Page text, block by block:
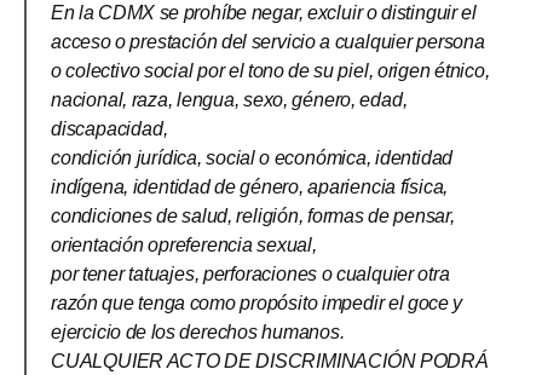
En la CDMX se prohíbe negar, excluir o distinguir el
acceso o prestación del servicio a cualquier persona
o colectivo social por el tono de su piel, origen étnico,
nacional, raza, lengua, sexo, género, edad,
discapacidad,
condición jurídica, social o económica, identidad
indígena, identidad de género, apariencia física,
condiciones de salud, religión, formas de pensar,
orientación opreferencia sexual,
por tener tatuajes, perforaciones o cualquier otra
razón que tenga como propósito impedir el goce y
ejercicio de los derechos humanos.
CUALQUIER ACTO DE DISCRIMINACIÓN PODRÁ